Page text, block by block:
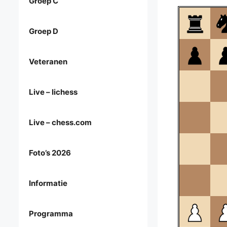
Groep D
Veteranen
Live – lichess
Live – chess.com
Foto’s 2026
Informatie
Programma